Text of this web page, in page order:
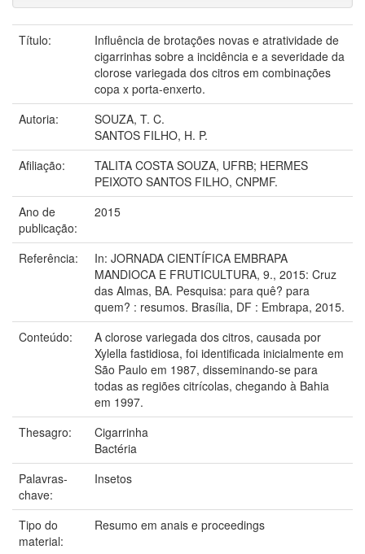
Título:
Influência de brotações novas e atratividade de
cigarrinhas sobre a incidência e a severidade da
clorose variegada dos citros em combinações
copa x porta-enxerto.
Autoria:
SOUZA, T. C.
SANTOS FILHO, H. P.
Afiliação:
TALITA COSTA SOUZA, UFRB; HERMES
PEIXOTO SANTOS FILHO, CNPMF.
Ano de
publicação:
2015
Referência:
In: JORNADA CIENTÍFICA EMBRAPA
MANDIOCA E FRUTICULTURA, 9., 2015: Cruz
das Almas, BA. Pesquisa: para quê? para
quem? : resumos. Brasília, DF : Embrapa, 2015.
Conteúdo:
A clorose variegada dos citros, causada por
Xylella fastidiosa, foi identificada inicialmente em
São Paulo em 1987, disseminando-se para
todas as regiões citrícolas, chegando à Bahia
em 1997.
Thesagro:
Cigarrinha
Bactéria
Palavras-
chave:
Insetos
Tipo do
material:
Resumo em anais e proceedings